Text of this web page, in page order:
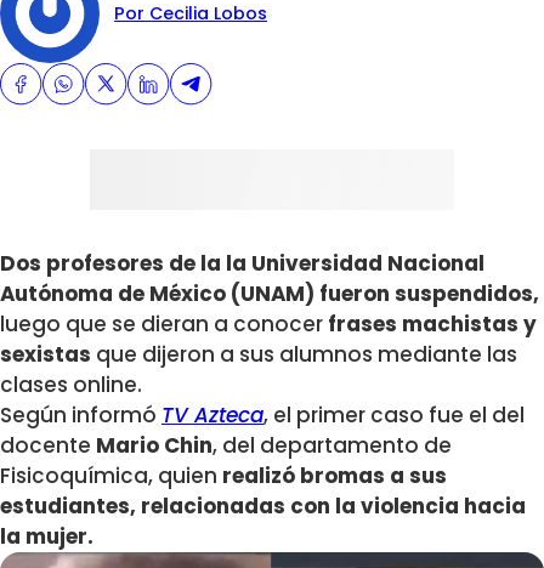
Por Cecilia Lobos
Dos profesores de la la Universidad Nacional
Autónoma de México (UNAM) fueron suspendidos,
luego que se dieran a conocer frases machistas y
sexistas que dijeron a sus alumnos mediante las
clases online.
Según informó TV Azteca, el primer caso fue el del
docente Mario Chin, del departamento de
Fisicoquímica, quien realizó bromas a sus
estudiantes, relacionadas con la violencia hacia
la mujer.